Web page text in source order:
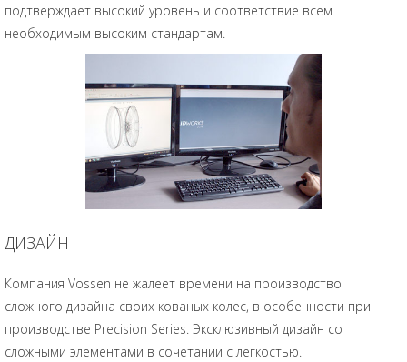
подтверждает высокий уровень и соответствие всем
необходимым высоким стандартам.
ДИЗАЙН
Компания Vossen не жалеет времени на производство
сложного дизайна своих кованых колес, в особенности при
производстве Precision Series. Эксклюзивный дизайн со
сложными элементами в сочетании с легкостью.